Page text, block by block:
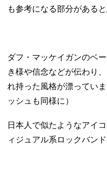
も参考になる部分がある
ダフ・マッケイガンのベ
き様や信念などが伝わり
れ持った風格が漂ってい
ッシュも同様に）
日本人で似たようなアイ
ィジュアル系ロックバン